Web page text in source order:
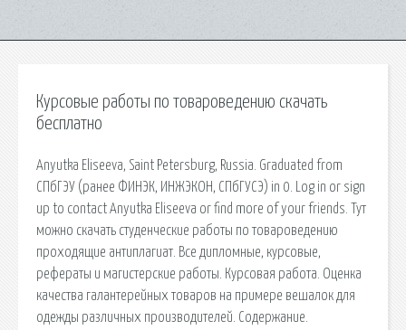
Курсовые работы по товароведению скачать
бесплатно
Anyutka Eliseeva, Saint Petersburg, Russia. Graduated from
СПбГЭУ (ранее ФИНЭК, ИНЖЭКОН, СПбГУСЭ) in 0. Log in or sign
up to contact Anyutka Eliseeva or find more of your friends. Тут
можно скачать студенческие работы по товароведению
проходящие антиплагиат. Все дипломные, курсовые,
рефераты и магистерские работы. Курсовая работа. Оценка
качества галантерейных товаров на примере вешалок для
одежды различных производителей. Содержание.